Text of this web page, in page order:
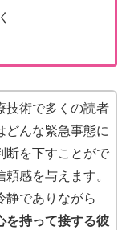
技術で多くの読者
どんな緊急事態に
断を下すことがで
感を与えます。
静でありながら
を持って接する彼